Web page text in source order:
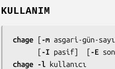
KULLANIM
chage [-m asgari-gün-
      [
-I pasif]  [-E
chage -l kullanıcı